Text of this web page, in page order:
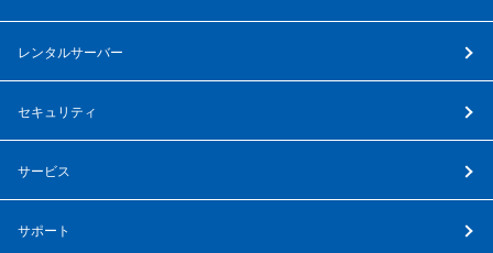
レンタルサーバー
セキュリティ
サービス
サポート